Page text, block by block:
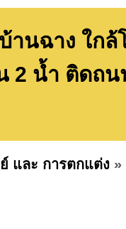
านฉาง ใก
2 น้ำ ติดถ
และ การตกแต่ง »